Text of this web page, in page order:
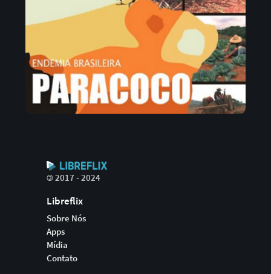
©2017 - 2024
Libreflix
Sobre Nós
Apps
Mídia
Contato